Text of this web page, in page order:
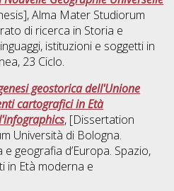
Alma Mater Studiorum
di ricerca in Storia e
istituzioni e soggetti in
, 23 Ciclo.
geostorica dell'Unione
cartografici in Età
, [Dissertation
Università di Bologna.
e geografia d’Europa. Spazio,
in Età moderna e